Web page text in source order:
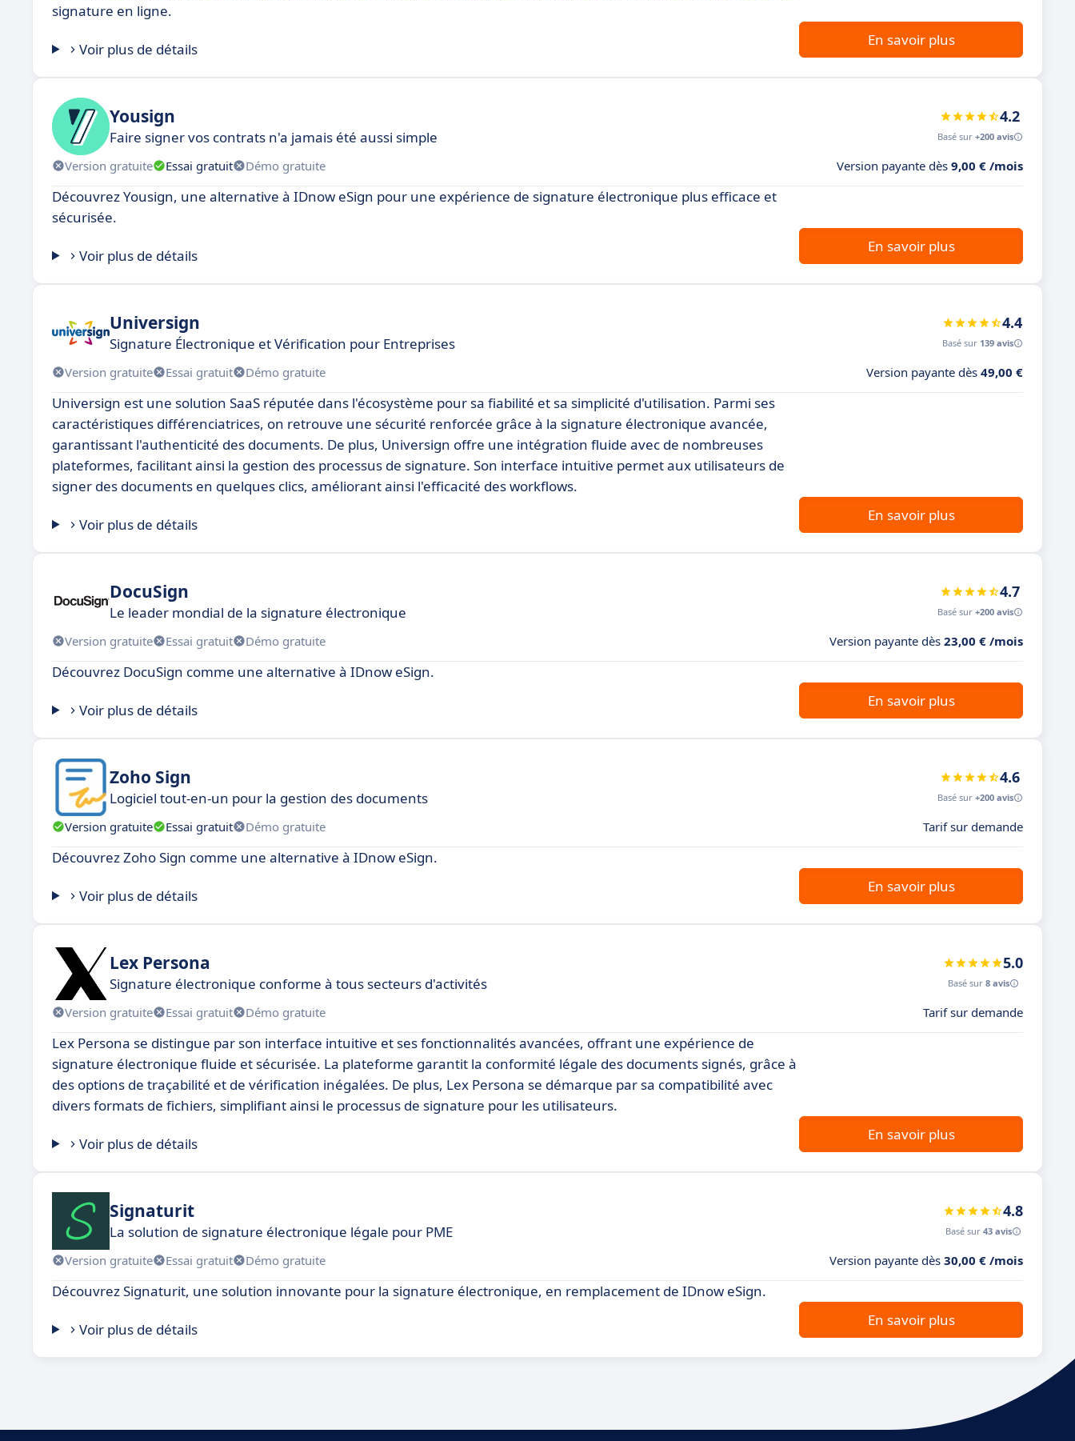
signature en ligne.
Voir plus de détails
En savoir plus
Yousign
Faire signer vos contrats n'a jamais été aussi simple
4.2
Basé sur +200 avis
Version gratuite Essai gratuit Démo gratuite Version payante dès 9,00 € /mois
Découvrez Yousign, une alternative à IDnow eSign pour une expérience de signature électronique plus efficace et
sécurisée.
Voir plus de détails
En savoir plus
Universign
Signature Électronique et Vérification pour Entreprises
4.4
Basé sur 139 avis
Version gratuite Essai gratuit Démo gratuite Version payante dès 49,00 €
Universign est une solution SaaS réputée dans l'écosystème pour sa fiabilité et sa simplicité d'utilisation. Parmi ses
caractéristiques différenciatrices, on retrouve une sécurité renforcée grâce à la signature électronique avancée,
garantissant l'authenticité des documents. De plus, Universign offre une intégration fluide avec de nombreuses
plateformes, facilitant ainsi la gestion des processus de signature. Son interface intuitive permet aux utilisateurs de
signer des documents en quelques clics, améliorant ainsi l'efficacité des workflows.
Voir plus de détails
En savoir plus
DocuSign
Le leader mondial de la signature électronique
4.7
Basé sur +200 avis
Version gratuite Essai gratuit Démo gratuite Version payante dès 23,00 € /mois
Découvrez DocuSign comme une alternative à IDnow eSign.
Voir plus de détails
En savoir plus
Zoho Sign
Logiciel tout-en-un pour la gestion des documents
4.6
Basé sur +200 avis
Version gratuite Essai gratuit Démo gratuite Tarif sur demande
Découvrez Zoho Sign comme une alternative à IDnow eSign.
Voir plus de détails
En savoir plus
Lex Persona
Signature électronique conforme à tous secteurs d'activités
5.0
Basé sur 8 avis
Version gratuite Essai gratuit Démo gratuite Tarif sur demande
Lex Persona se distingue par son interface intuitive et ses fonctionnalités avancées, offrant une expérience de
signature électronique fluide et sécurisée. La plateforme garantit la conformité légale des documents signés, grâce à
des options de traçabilité et de vérification inégalées. De plus, Lex Persona se démarque par sa compatibilité avec
divers formats de fichiers, simplifiant ainsi le processus de signature pour les utilisateurs.
Voir plus de détails
En savoir plus
Signaturit
La solution de signature électronique légale pour PME
4.8
Basé sur 43 avis
Version gratuite Essai gratuit Démo gratuite Version payante dès 30,00 € /mois
Découvrez Signaturit, une solution innovante pour la signature électronique, en remplacement de IDnow eSign.
Voir plus de détails
En savoir plus